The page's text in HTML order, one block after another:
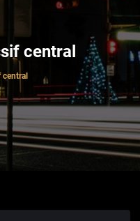
central